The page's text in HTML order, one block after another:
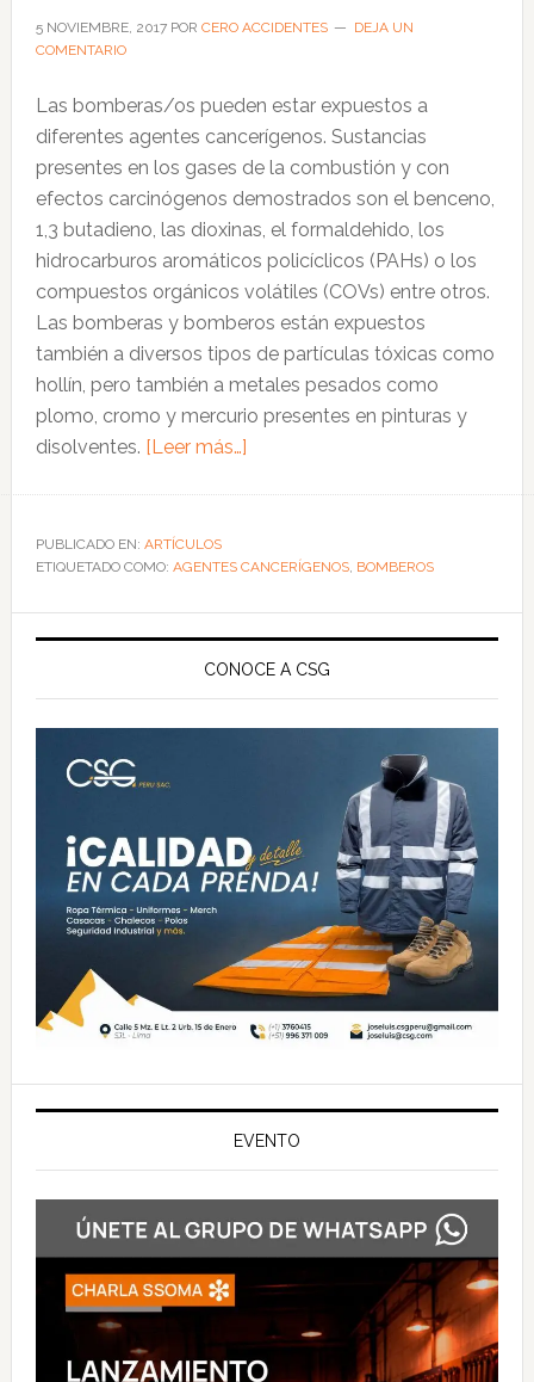
cancerígenos
5 NOVIEMBRE, 2017POR CERO ACCIDENTES
DEJA UN
COMENTARIO
Las bomberas/os pueden estar expuestos a
diferentes agentes cancerígenos. Sustancias
presentes en los gases de la combustión y con
efectos carcinógenos demostrados son el benceno,
1,3 butadieno, las dioxinas, el formaldehido, los
hidrocarburos aromáticos policíclicos (PAHs) o los
compuestos orgánicos volátiles (COVs) entre otros.
Las bomberas y bomberos están expuestos
también a diversos tipos de partículas tóxicas como
hollín, pero también a metales pesados como
plomo, cromo y mercurio presentes en pinturas y
disolventes. [Leer más…]acerca
agentes
están
expuestos
los
bomberos?
PUBLICADO EN: ARTÍCULOS
ETIQUETADO COMO: AGENTES CANCERÍGENOS, BOMBEROS
Barra
principal
CONOCE A CSG
EVENTO